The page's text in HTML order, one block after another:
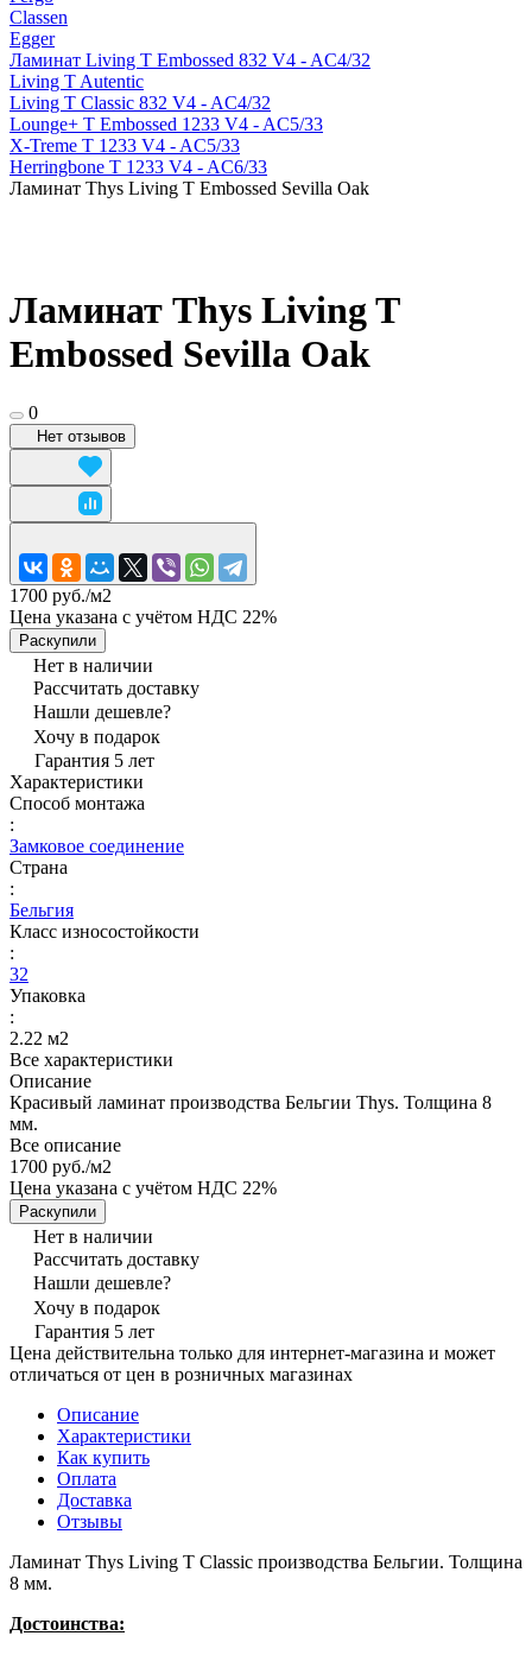
Classen
Egger
Ламинат Living T Embossed 832 V4 - AC4/32
Living T Autentic
Living T Classic 832 V4 - AC4/32
Lounge+ T Embossed 1233 V4 - AC5/33
X-Treme T 1233 V4 - AC5/33
Herringbone T 1233 V4 - AC6/33
Ламинат Thys Living T Embossed Sevilla Oak
Ламинат Thys Living T
Embossed Sevilla Oak
0
Нет отзывов
1700 руб./м2
Цена указана с учётом НДС 22%
Раскупили
Нет в наличии
Рассчитать доставку
Нашли дешевле?
Хочу в подарок
Гарантия 5 лет
Характеристики
Способ монтажа
:
Замковое соединение
Страна
:
Бельгия
Класс износостойкости
:
32
Упаковка
:
2.22 м2
Все характеристики
Описание
Красивый ламинат производства Бельгии Thys. Толщина 8
мм.
Все описание
1700 руб./м2
Цена указана с учётом НДС 22%
Раскупили
Нет в наличии
Рассчитать доставку
Нашли дешевле?
Хочу в подарок
Гарантия 5 лет
Цена действительна только для интернет-магазина и может
отличаться от цен в розничных магазинах
Описание
Характеристики
Как купить
Оплата
Доставка
Отзывы
Ламинат Thys Living T Classic производства Бельгии. Толщина
8 мм.
Достоинства: